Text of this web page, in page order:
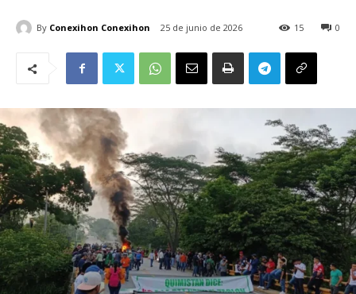
By Conexihon Conexihon 25 de junio de 2026 0
15